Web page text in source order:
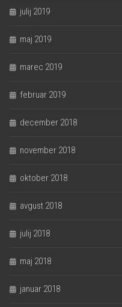
julij 2019
maj 2019
marec 2019
februar 2019
december 2018
november 2018
oktober 2018
avgust 2018
julij 2018
maj 2018
januar 2018